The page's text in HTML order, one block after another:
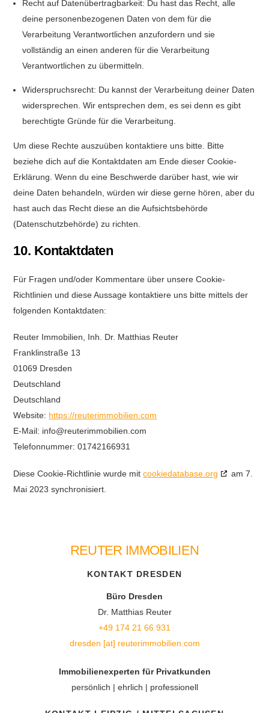
Recht auf Datenübertragbarkeit: Du hast das Recht, alle
deine personenbezogenen Daten von dem für die
Verarbeitung Verantwortlichen anzufordern und sie
vollständig an einen anderen für die Verarbeitung
Verantwortlichen zu übermitteln.
Widerspruchsrecht: Du kannst der Verarbeitung deiner Daten
widersprechen. Wir entsprechen dem, es sei denn es gibt
berechtigte Gründe für die Verarbeitung.
Um diese Rechte auszuüben kontaktiere uns bitte. Bitte
beziehe dich auf die Kontaktdaten am Ende dieser Cookie-
Erklärung. Wenn du eine Beschwerde darüber hast, wie wir
deine Daten behandeln, würden wir diese gerne hören, aber du
hast auch das Recht diese an die Aufsichtsbehörde
(Datenschutzbehörde) zu richten.
10. Kontaktdaten
Für Fragen und/oder Kommentare über unsere Cookie-
Richtlinien und diese Aussage kontaktiere uns bitte mittels der
folgenden Kontaktdaten:
Reuter Immobilien, Inh. Dr. Matthias Reuter
Franklinstraße 13
01069 Dresden
Deutschland
Deutschland
Website: https://reuterimmobilien.com
E-Mail: info@reuterimmobilien.com
Telefonnummer: 01742166931
Diese Cookie-Richtlinie wurde mitcookiedatabase.org
am 7.
Mai 2023 synchronisiert.
REUTER IMMOBILIEN
KONTAKT DRESDEN
Büro Dresden
Dr. Matthias Reuter
+49 174 21 66 931
dresden [at] reuterimmobilien.com
Immobilienexperten für Privatkunden
persönlich | ehrlich | professionell